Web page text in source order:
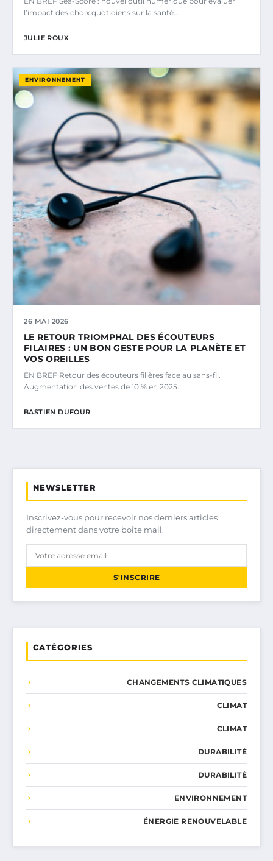
l’impact des choix quotidiens sur la santé…
JULIE ROUX
ENVIRONNEMENT
26 MAI 2026
LE RETOUR TRIOMPHAL DES ÉCOUTEURS
FILAIRES : UN BON GESTE POUR LA PLANÈTE ET
VOS OREILLES
EN BREF Retour des écouteurs filières face au sans-fil.
Augmentation des ventes de 10 % en 2025.
BASTIEN DUFOUR
NEWSLETTER
Inscrivez-vous pour recevoir nos derniers articles
directement dans votre boîte mail.
S'INSCRIRE
CATÉGORIES
CHANGEMENTS CLIMATIQUES
CLIMAT
CLIMAT
DURABILITÉ
DURABILITÉ
ENVIRONNEMENT
ÉNERGIE RENOUVELABLE